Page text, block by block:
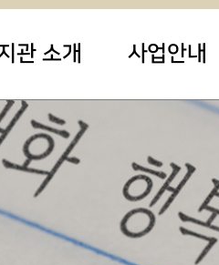
관 소개 사업안내